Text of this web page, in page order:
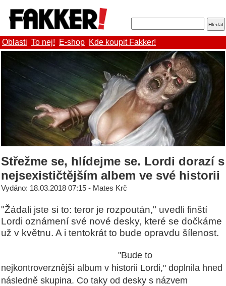
Oblasti To nej! E-shop Kde koupit Fakker!
Střežme se, hlídejme se. Lordi dorazí s
nejsexističtějším albem ve své historii
Vydáno: 18.03.2018 07:15 - Mates Krč
"Žádali jste si to: teror je rozpoután," uvedli finští
Lordi oznámení své nové desky, které se dočkáme
už v květnu. A i tentokrát to bude opravdu šílenost.
"Bude to
nejkontroverznější album v historii Lordi," doplnila hned
následně skupina. Co taky od desky s názvem